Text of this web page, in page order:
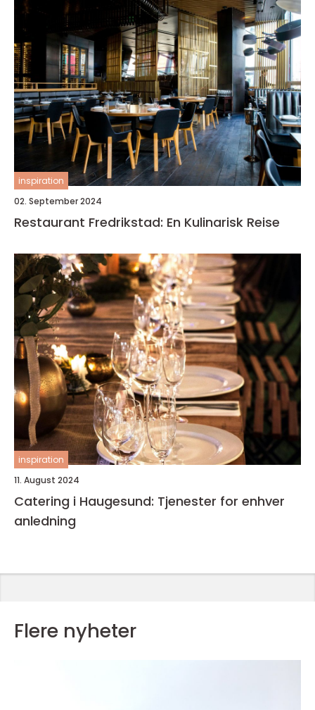
inspiration
02. September 2024
Restaurant Fredrikstad: En Kulinarisk Reise
inspiration
11. August 2024
Catering i Haugesund: Tjenester for enhver
anledning
Flere nyheter